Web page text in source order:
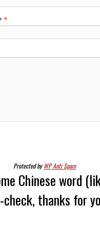
*
Protected byWP Anti Spam
Chinese word
thanks for